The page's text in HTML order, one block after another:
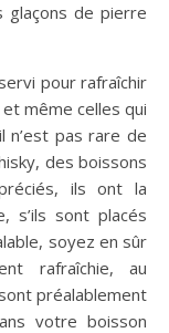
de pierre
pour rafraîchir
même celles qui
n’est pas rare de
des boissons
ils ont la
s’ils sont placés
soyez en sûr
rafraîchie, au
préalablement
votre boisson